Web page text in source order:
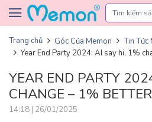
Skip to content
Trang chủ Góc Của Memon
Tin Tức
Year End Party 2024: AI say hi, 1%
YEAR END PARTY
CHANGE – 1% BETTER
14:18 | 26/01/2025